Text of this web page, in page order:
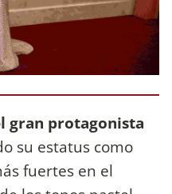
gran protagonista
su estatus como
fuertes en el